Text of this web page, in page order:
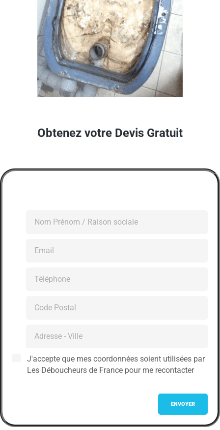
Obtenez votre Devis Gratuit
J'accepte que mes coordonnées soient utilisées par
Les Déboucheurs de France pour me recontacter